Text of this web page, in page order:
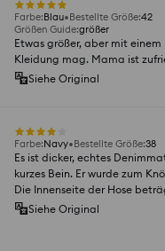
Farbe:Blau Bestellte Größe:42
Größen Guide:größer
Etwas größer, aber mit
Kleidung mag. Mama ist
Siehe Original
Farbe:Navy Bestellte Größe:38
Es ist dicker, echtes
kurzes Bein. Er wurde zum
Die Innenseite der Hose
Siehe Original